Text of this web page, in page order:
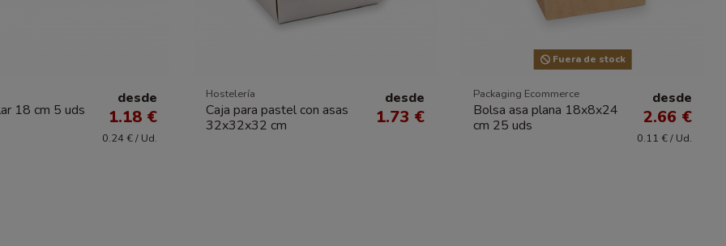
18 cm 5 uds
desde
1.18 €
0.24 € / Ud.
Hostelería
Caja para pastel con asas
32x32x32 cm
desde
1.73 €
Fuera de stock
Packaging Ecommerce
Bolsa asa plana 18x8x24
cm 25 uds
desde
2.66 €
0.11 € / Ud.